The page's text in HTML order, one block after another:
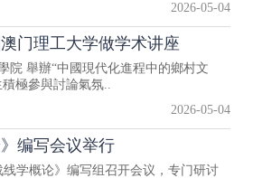
2026-05-04
门理工大学做学术讲座
院 舉辦“中國現代化進程中的鄉村文
極參與討論氣氛..
2026-05-04
编写会议举行
学概论》编写组召开会议，专门研讨